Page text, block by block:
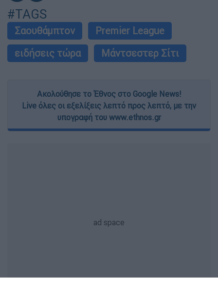
#TAGS
Σαουθάμπτον
Premier League
ειδήσεις τώρα
Μάντσεστερ Σίτι
Ακολούθησε το Έθνος στο Google News!
Live όλες οι εξελίξεις λεπτό προς λεπτό, με την
υπογραφή του www.ethnos.gr